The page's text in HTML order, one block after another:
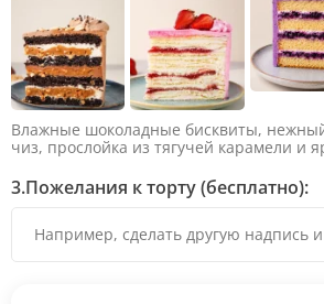
Влажные шоколадные бисквиты,
чиз, прослойка из тягучей карамели и
яркий вкус шоколада и тягучей
оставляя ни единого шанса остаться
3.Пожелания к торту (бесплатно):